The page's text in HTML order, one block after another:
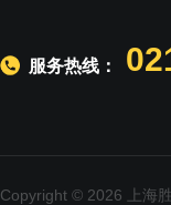
服务热线：
Copyright © 2026 上海